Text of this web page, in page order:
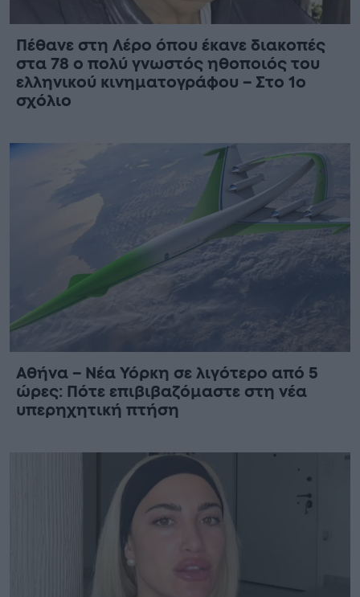
Πέθανε στη Λέρο όπου έκανε διακοπές
στα 78 ο πολύ γνωστός ηθοποιός του
ελληνικού κινηματογράφου – Στο 1ο
σχόλιο
Αθήνα – Νέα Υόρκη σε λιγότερο από 5
ώρες: Πότε επιβιβαζόμαστε στη νέα
υπερηχητική πτήση